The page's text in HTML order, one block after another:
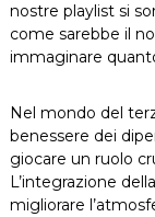
nostre playlist si
come sarebbe il
immaginare
Nel mondo del
benessere dei
giocare un ruolo
L’integrazione
migliorare